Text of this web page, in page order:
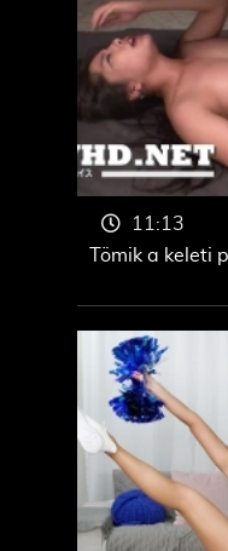
Tömik a keleti
11:13